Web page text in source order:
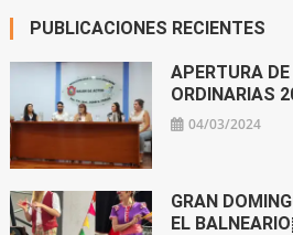
PUBLICACIONES RECIENTES
APERTURA
ORDINARIAS
04/03/2024
GRAN
EL